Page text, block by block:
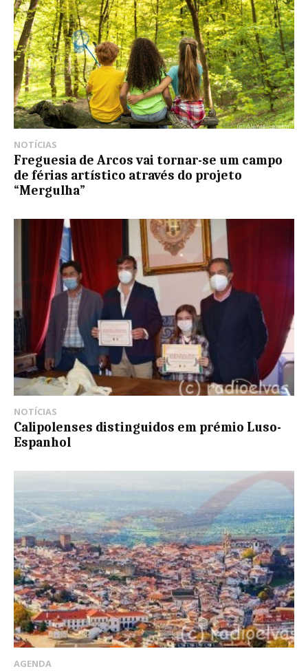
NOTÍCIAS
Freguesia de Arcos vai tornar-se um campo
de férias artístico através do projeto
“Mergulha”
NOTÍCIAS
Calipolenses distinguidos em prémio Luso-
Espanhol
AGENDA